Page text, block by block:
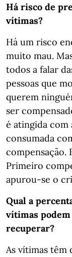
Há risco de
vítimas?
Há um risco
muito mau.
todos a falar
pessoas que
querem
ser
é atingida com
consumada
compensação.
Primeiro
apurou-se o
Qual a
vítimas
recuperar?
As vítimas têm